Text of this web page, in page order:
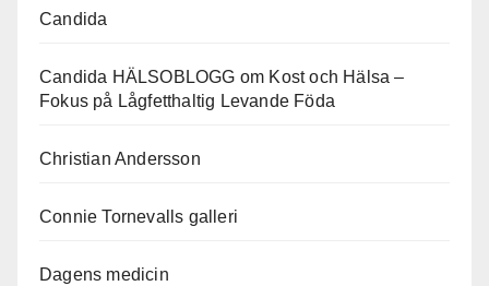
Candida
Candida HÄLSOBLOGG om Kost och Hälsa –
Fokus på Lågfetthaltig Levande Föda
Christian Andersson
Connie Tornevalls galleri
Dagens medicin